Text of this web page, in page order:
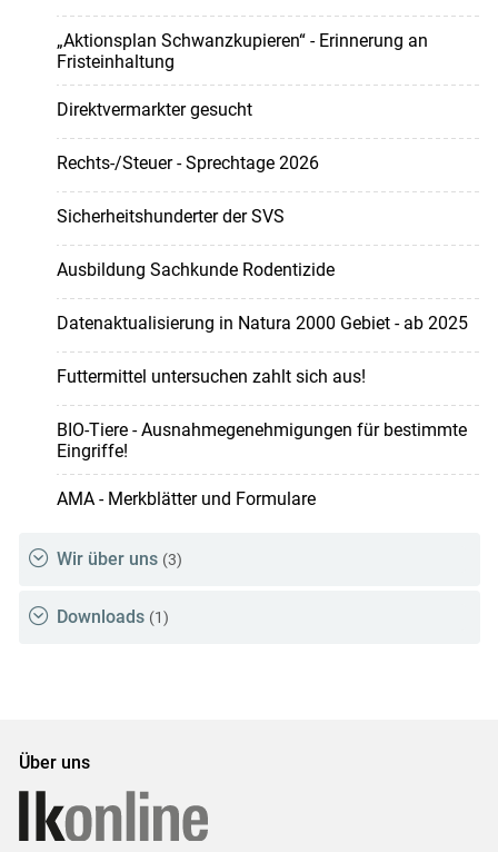
„Aktionsplan Schwanzkupieren“ - Erinnerung an
Fristeinhaltung
Direktvermarkter gesucht
Rechts-/Steuer - Sprechtage 2026
Sicherheitshunderter der SVS
Ausbildung Sachkunde Rodentizide
Datenaktualisierung in Natura 2000 Gebiet - ab 2025
Futtermittel untersuchen zahlt sich aus!
BIO-Tiere - Ausnahmegenehmigungen für bestimmte
Eingriffe!
AMA - Merkblätter und Formulare
Wir über uns (3)
Downloads (1)
Über uns